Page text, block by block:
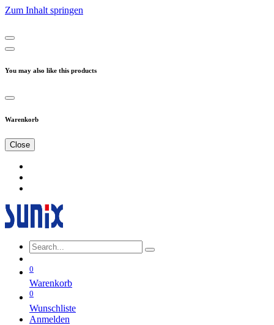
Zum Inhalt springen
You may also like this products
Warenkorb
Close
0
Warenkorb
0
Wunschliste
Anmelden